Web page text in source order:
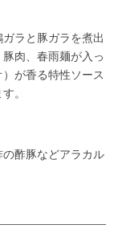
ラと豚ガラを煮出
肉、春雨麺が入っ
が香る特性ソース
。
酢豚などアラカル